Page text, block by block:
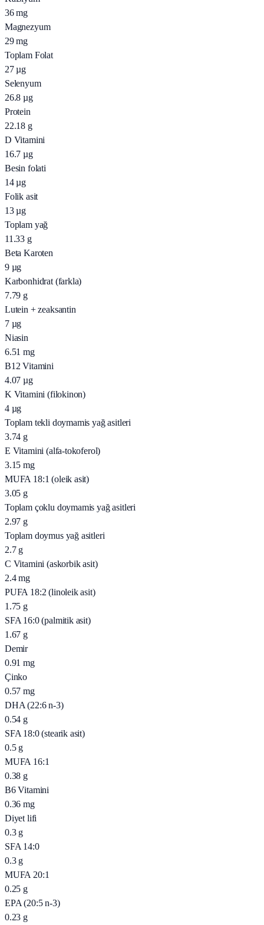
36 mg
Magnezyum
29 mg
Toplam Folat
27 µg
Selenyum
26.8 µg
Protein
22.18 g
D Vitamini
16.7 µg
Besin folati
14 µg
Folik asit
13 µg
Toplam yağ
11.33 g
Beta Karoten
9 µg
Karbonhidrat (farkla)
7.79 g
Lutein + zeaksantin
7 µg
Niasin
6.51 mg
B12 Vitamini
4.07 µg
K Vitamini (filokinon)
4 µg
Toplam tekli doymamis yağ asitleri
3.74 g
E Vitamini (alfa-tokoferol)
3.15 mg
MUFA 18:1 (oleik asit)
3.05 g
Toplam çoklu doymamis yağ asitleri
2.97 g
Toplam doymus yağ asitleri
2.7 g
C Vitamini (askorbik asit)
2.4 mg
PUFA 18:2 (linoleik asit)
1.75 g
SFA 16:0 (palmitik asit)
1.67 g
Demir
0.91 mg
Çinko
0.57 mg
DHA (22:6 n-3)
0.54 g
SFA 18:0 (stearik asit)
0.5 g
MUFA 16:1
0.38 g
B6 Vitamini
0.36 mg
Diyet lifi
0.3 g
SFA 14:0
0.3 g
MUFA 20:1
0.25 g
EPA (20:5 n-3)
0.23 g